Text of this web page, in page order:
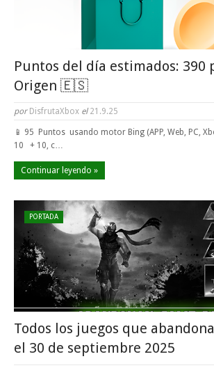
Puntos del día estimados: 390
Origen 🇪🇸
por DisfrutaXbox el21.9.25
📱 95 Puntos usando motor Bing (APP, Web, PC,
10 + 10, c…
Continuar leyendo »
PORTADA
Todos los juegos que
el 30 de septiembre 2025